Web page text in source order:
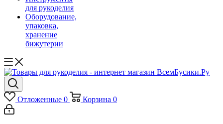
для рукоделия
Оборудование,
упаковка,
хранение
бижутерии
Отложенные 0 Корзина 0